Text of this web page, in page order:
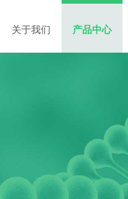
关于我们 产品中心